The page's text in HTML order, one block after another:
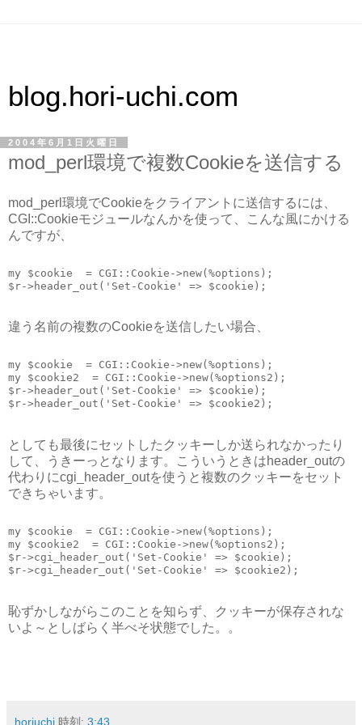
blog.hori-uchi.com
2004年6月1日火曜日
mod_perl環境で複数Cookieを送信する
mod_perl環境でCookieをクライアントに送信するには、
CGI::Cookieモジュールなんかを使って、こんな風にかける
んですが、
my $cookie  = CGI::Cookie->new(%options);
$r->header_out('Set-Cookie' => $cookie);
違う名前の複数のCookieを送信したい場合、
my $cookie  = CGI::Cookie->new(%options);
my $cookie2  = CGI::Cookie->new(%options2);
$r->header_out('Set-Cookie' => $cookie);
$r->header_out('Set-Cookie' => $cookie2);
としても最後にセットしたクッキーしか送られなかったり
して、うきーっとなります。こういうときはheader_outの
代わりにcgi_header_outを使うと複数のクッキーをセット
できちゃいます。
my $cookie  = CGI::Cookie->new(%options);
my $cookie2  = CGI::Cookie->new(%options2);
$r->cgi_header_out('Set-Cookie' => $cookie);
$r->cgi_header_out('Set-Cookie' => $cookie2);
恥ずかしながらこのことを知らず、クッキーが保存されな
いよ～としばらく半べそ状態でした。。
horiuchi 時刻: 3:43